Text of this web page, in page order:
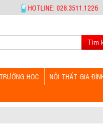
HOTLINE: 028.3511.1226
Tìm
HỌC
NỘI THẤT GIA